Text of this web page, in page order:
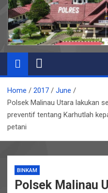
Home 2017
June
Polsek Malinau Utara lakukan
preventif tentang Karhutlah
petani
BINKAM
Polsek Malinau